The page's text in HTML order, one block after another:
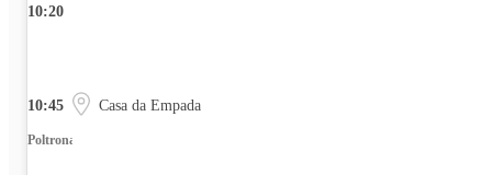
10:20
10:45 Casa da Empada
Poltrona